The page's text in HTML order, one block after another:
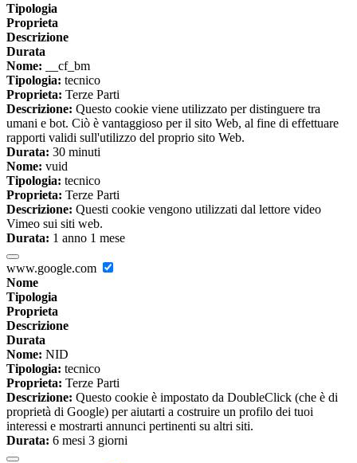
Tipologia
Proprieta
Descrizione
Durata
Nome: __cf_bm
Tipologia: tecnico
Proprieta: Terze Parti
Descrizione: Questo cookie viene utilizzato per distinguere tra
umani e bot. Ciò è vantaggioso per il sito Web, al fine di effettuare
rapporti validi sull'utilizzo del proprio sito Web.
Durata: 30 minuti
Nome: vuid
Tipologia: tecnico
Proprieta: Terze Parti
Descrizione: Questi cookie vengono utilizzati dal lettore video
Vimeo sui siti web.
Durata: 1 anno 1 mese
www.google.com
Nome
Tipologia
Proprieta
Descrizione
Durata
Nome: NID
Tipologia: tecnico
Proprieta: Terze Parti
Descrizione: Questo cookie è impostato da DoubleClick (che è di
proprietà di Google) per aiutarti a costruire un profilo dei tuoi
interessi e mostrarti annunci pertinenti su altri siti.
Durata: 6 mesi 3 giorni